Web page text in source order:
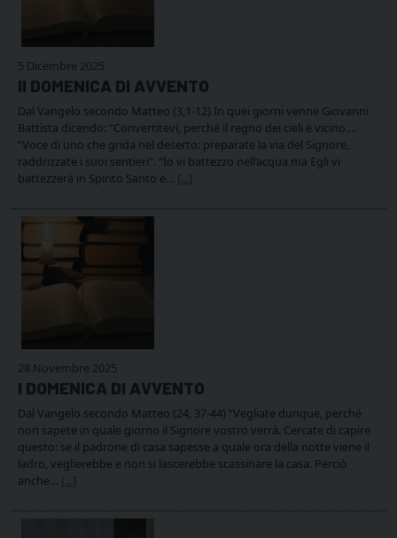
5 Dicembre 2025
II DOMENICA DI AVVENTO
Dal Vangelo secondo Matteo (3,1-12) In quei giorni venne Giovanni
Battista dicendo: “Convertitevi, perché il regno dei cieli è vicino….
“Voce di uno che grida nel deserto: preparate la via del Signore,
raddrizzate i suoi sentieri”. “Io vi battezzo nell’acqua ma Egli vi
battezzerà in Spirito Santo e… [...]
28 Novembre 2025
I DOMENICA DI AVVENTO
Dal Vangelo secondo Matteo (24, 37-44) “Vegliate dunque, perché
non sapete in quale giorno il Signore vostro verrà. Cercate di capire
questo: se il padrone di casa sapesse a quale ora della notte viene il
ladro, veglierebbe e non si lascerebbe scassinare la casa. Perciò
anche… [...]